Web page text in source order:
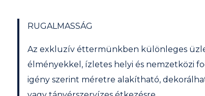
RUGALMASSÁG
Az exkluzív éttermünkben különleges
élményekkel, ízletes helyi és nemzetközi
igény szerint méretre alakítható,